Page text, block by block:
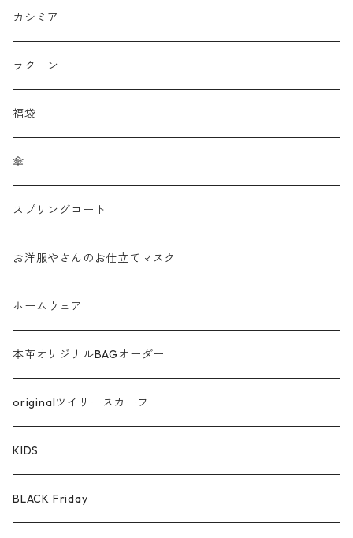
プリント柄物
刺繍レース
メッシュ
チュール
フリンジ フェザー
シャギー
ラメ
サテン
綿ローン
シルケットコットン
ファー ムートン
カシミア
ラクーン
福袋
傘
スプリングコート
お洋服やさんのお仕立てマスク
ホームウェア
本革オリジナルBAGオーダー
originalツイリースカーフ
KIDS
BLACK Friday